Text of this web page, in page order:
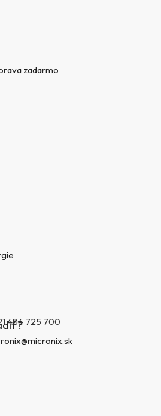
zadarmo
484 725 700